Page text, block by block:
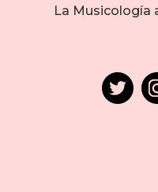
La Musicología